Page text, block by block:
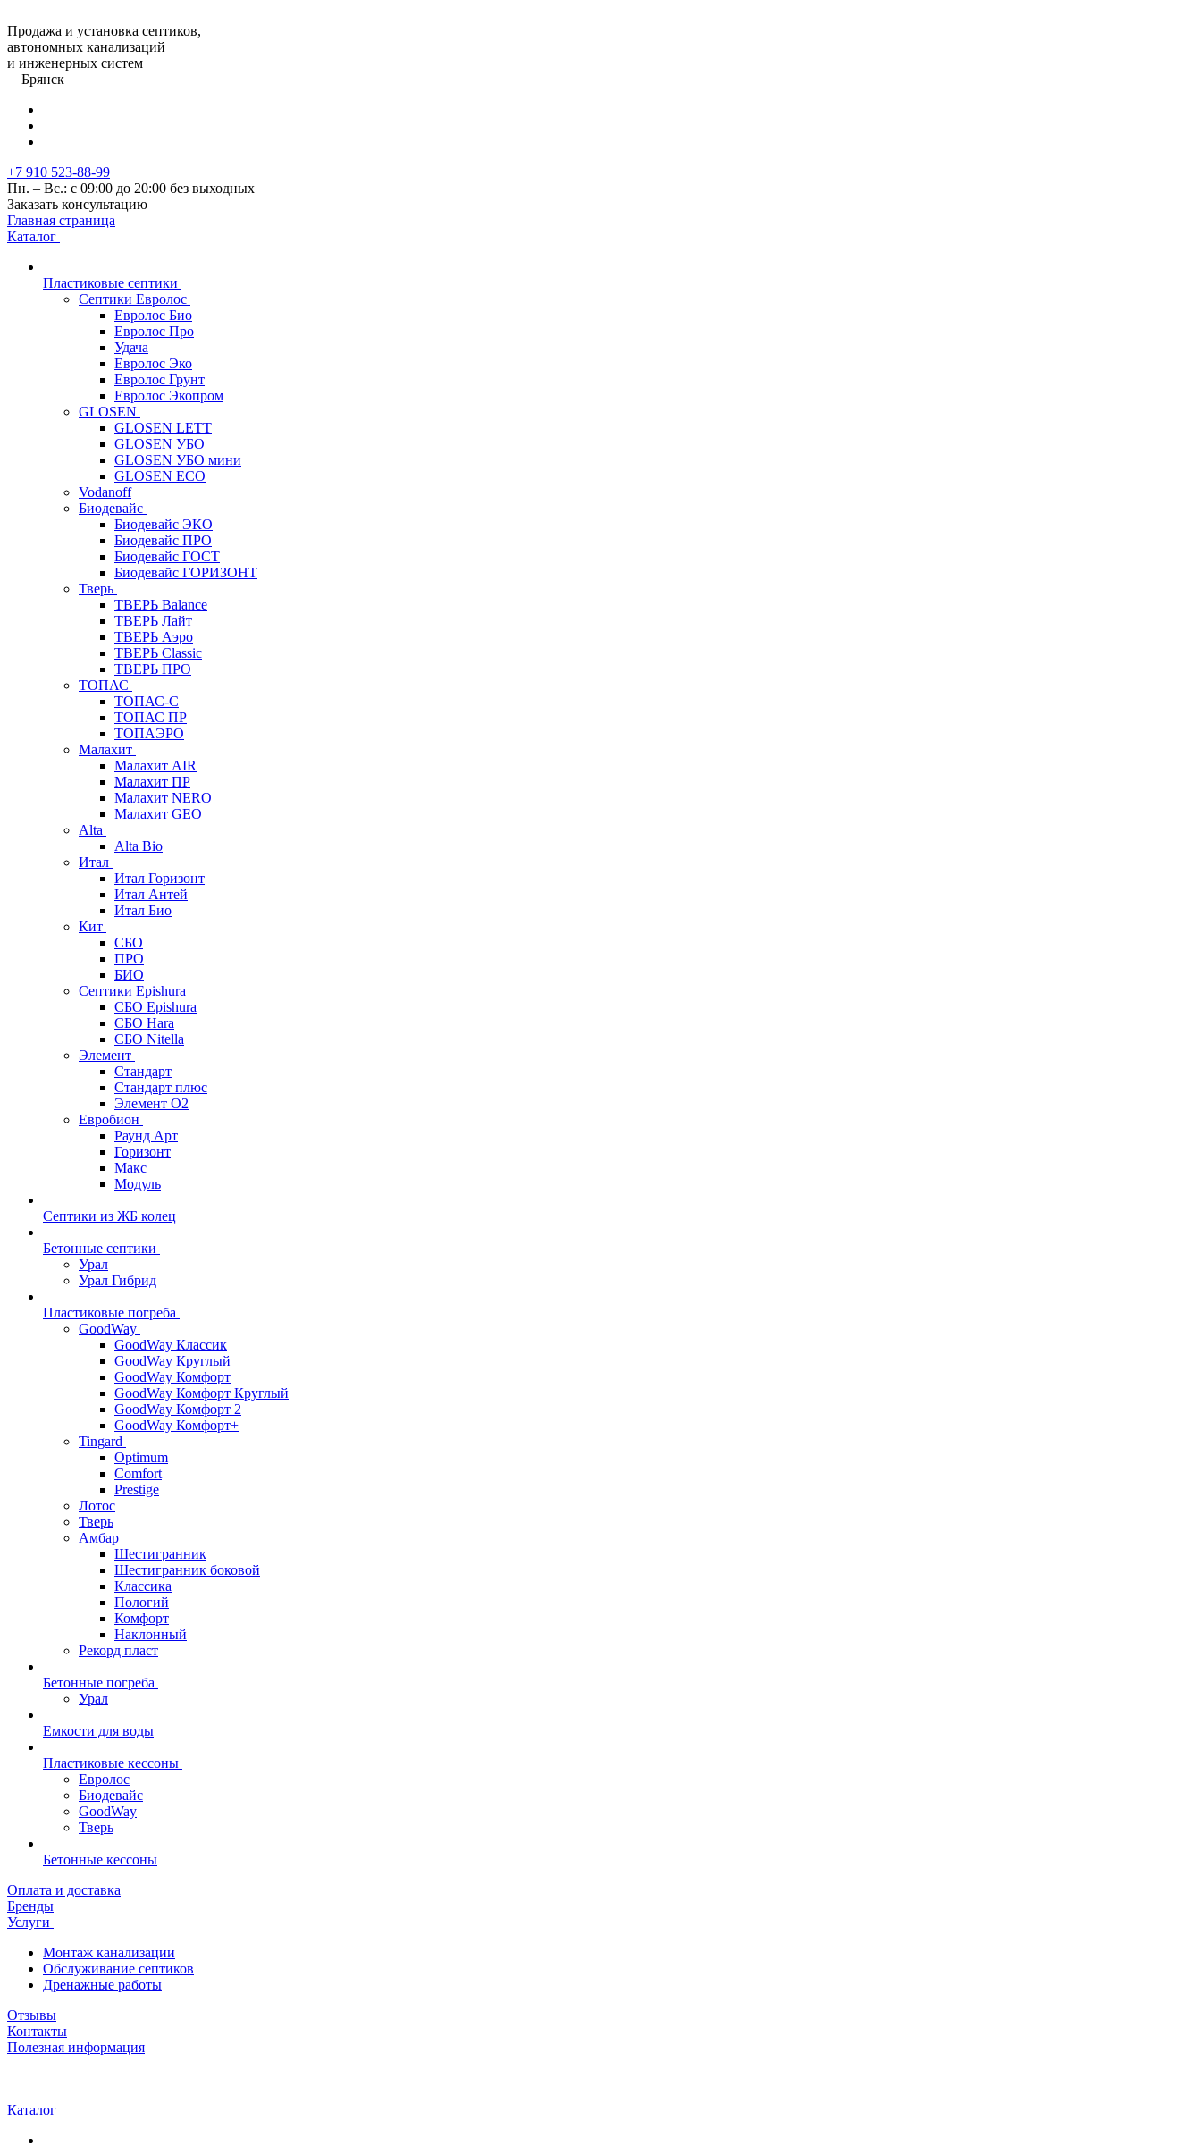
Продажа и установка септиков,
автономных канализаций
и инженерных систем
Брянск
+7 910 523-88-99
Пн. – Вс.: с 09:00 до 20:00 без выходных
Заказать консультацию
Главная страница
Каталог
Пластиковые септики
Септики Евролос
Евролос Био
Евролос Про
Удача
Евролос Эко
Евролос Грунт
Евролос Экопром
GLOSEN
GLOSEN LETT
GLOSEN УБО
GLOSEN УБО мини
GLOSEN ECO
Vodanoff
Биодевайс
Биодевайс ЭКО
Биодевайс ПРО
Биодевайс ГОСТ
Биодевайс ГОРИЗОНТ
Тверь
ТВЕРЬ Balance
ТВЕРЬ Лайт
ТВЕРЬ Аэро
ТВЕРЬ Classic
ТВЕРЬ ПРО
ТОПАС
ТОПАС-С
ТОПАС ПР
ТОПАЭРО
Малахит
Малахит AIR
Малахит ПР
Малахит NERO
Малахит GEO
Alta
Alta Bio
Итал
Итал Горизонт
Итал Антей
Итал Био
Кит
СБО
ПРО
БИО
Септики Epishura
СБО Epishura
СБО Hara
СБО Nitella
Элемент
Стандарт
Стандарт плюс
Элемент О2
Евробион
Раунд Арт
Горизонт
Макс
Модуль
Септики из ЖБ колец
Бетонные септики
Урал
Урал Гибрид
Пластиковые погреба
GoodWay
GoodWay Классик
GoodWay Круглый
GoodWay Комфорт
GoodWay Комфорт Круглый
GoodWay Комфорт 2
GoodWay Комфорт+
Tingard
Optimum
Comfort
Prestige
Лотос
Тверь
Амбар
Шестигранник
Шестигранник боковой
Классика
Пологий
Комфорт
Наклонный
Рекорд пласт
Бетонные погреба
Урал
Емкости для воды
Пластиковые кессоны
Евролос
Биодевайс
GoodWay
Тверь
Бетонные кессоны
Оплата и доставка
Бренды
Услуги
Монтаж канализации
Обслуживание септиков
Дренажные работы
Отзывы
Контакты
Полезная информация
Каталог